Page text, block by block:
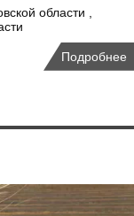
области ,
Подробнее